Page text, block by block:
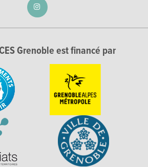
Grenoble est financé par